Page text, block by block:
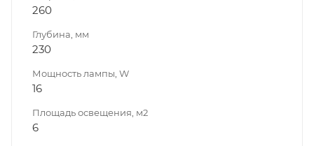
260
Глубина, мм
230
Мощность лампы, W
16
Площадь освещения, м2
6